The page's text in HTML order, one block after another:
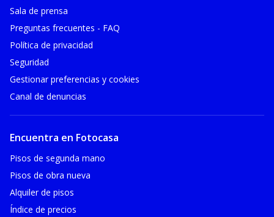
Sala de prensa
Preguntas frecuentes - FAQ
Política de privacidad
Seguridad
Gestionar preferencias y cookies
Canal de denuncias
Encuentra en Fotocasa
Pisos de segunda mano
Pisos de obra nueva
Alquiler de pisos
Índice de precios